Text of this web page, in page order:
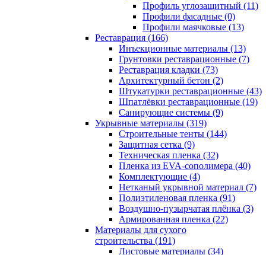
Профиль углозащитный (11)
Профили фасадные (0)
Профили маячковые (13)
Реставрация (166)
Инъекционные материалы (13)
Грунтовки реставрационные (7)
Реставрация кладки (73)
Архитектурный бетон (2)
Штукатурки реставрационные (43)
Шпатлёвки реставрационные (19)
Санирующие системы (9)
Укрывные материалы (319)
Строительные тенты (144)
Защитная сетка (9)
Техническая пленка (32)
Пленка из EVA-сополимера (40)
Комплектующие (4)
Нетканый укрывной материал (7)
Полиэтиленовая пленка (91)
Воздушно-пузырчатая плёнка (3)
Армированная пленка (22)
Материалы для сухого
строительства (191)
Листовые материалы (34)